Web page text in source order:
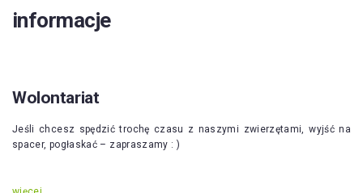
informacje
Wolontariat
Jeśli chcesz spędzić trochę czasu z naszymi zwierzętami, wyjść na
spacer, pogłaskać – zapraszamy : )